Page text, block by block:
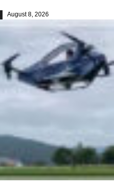
August 8, 2026